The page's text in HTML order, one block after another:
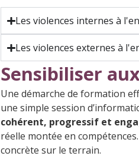
Les violences internes à
Les violences externes à
Sensibiliser aux
Une démarche de formation
une simple session
cohérent, progressif et
réelle montée en
concrète sur le terrain.